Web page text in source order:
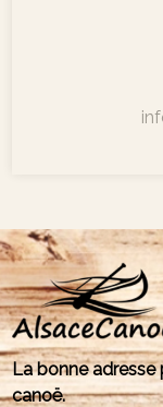
La bonne adresse
canoë.